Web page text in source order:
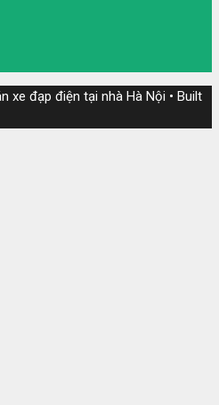
xe đạp điện tại nhà Hà Nội • Built